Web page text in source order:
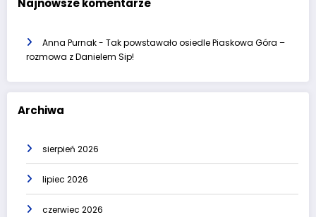
Najnowsze komentarze
Anna Purnak- Tak powstawało osiedle Piaskowa Góra –
rozmowa z Danielem Sip!
Archiwa
sierpień 2026
lipiec 2026
czerwiec 2026